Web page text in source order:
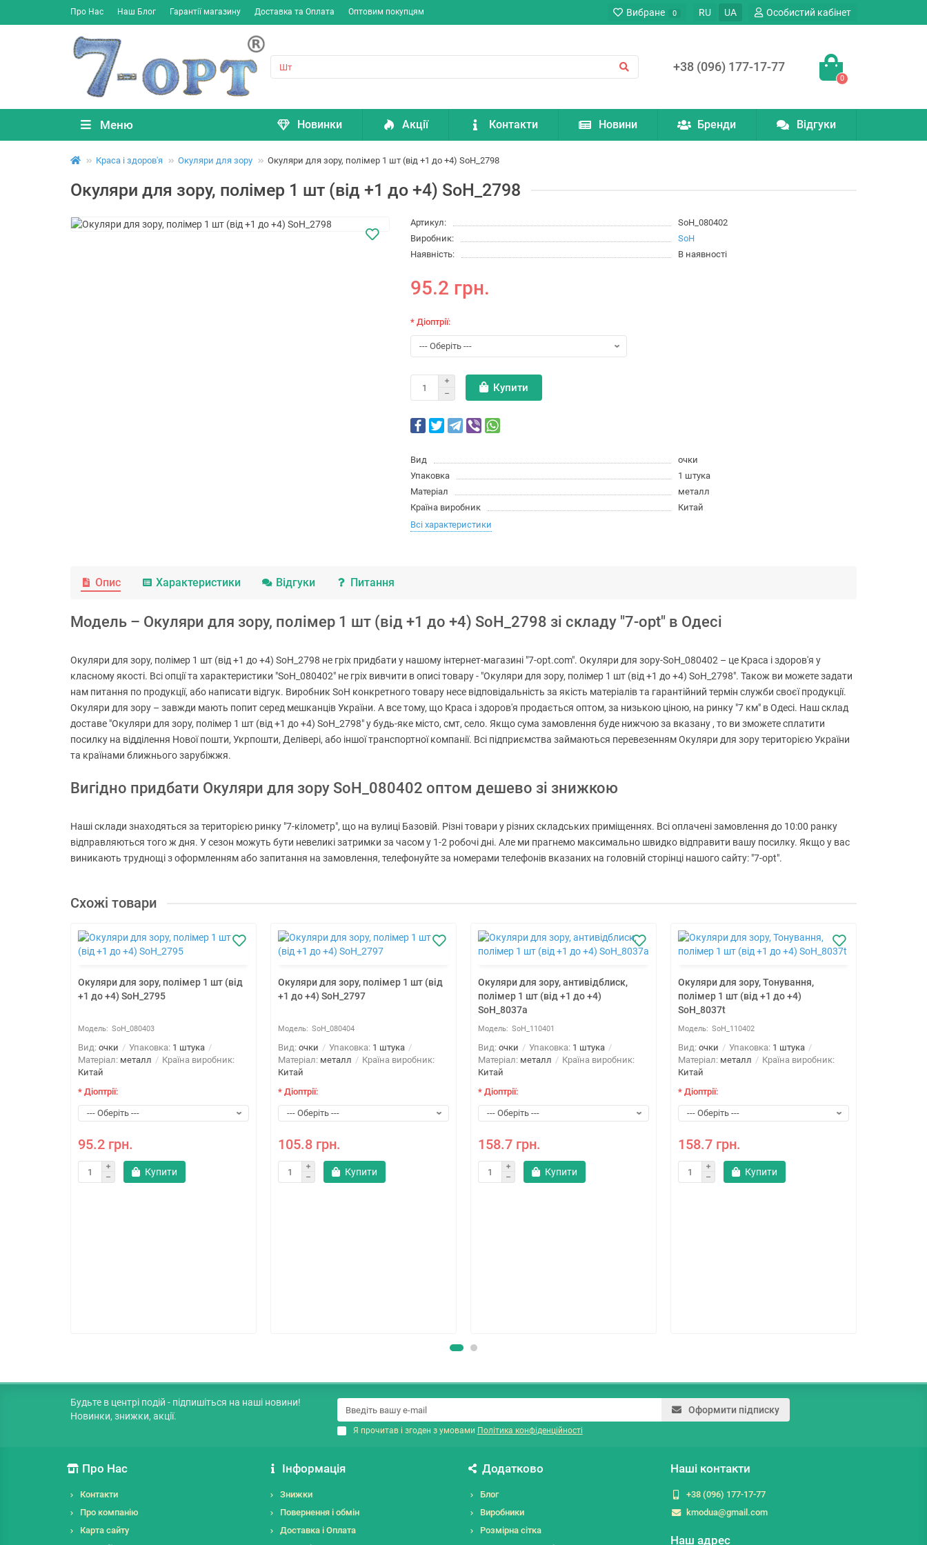
Про Нас Наш Блог Гарантії магазину Доставка та Оплата Оптовим покупцям Вибране 0 RU UA Особистий кабінет
+38 (096) 177-17-77
0
Меню Новинки Акції Контакти Новини Бренди Відгуки
Краса і здоров'я Окуляри для зору Окуляри для зору, полімер 1 шт (від +1 до +4) SoH_2798
Окуляри для зору, полімер 1 шт (від +1 до +4) SoH_2798
Артикул:
SoH_080402
Виробник:
SoH
Наявність:
В наявності
95.2 грн.
* Діоптрії:
Купити
Вид
очки
Упаковка
1 штука
Матеріал
металл
Країна виробник
Китай
Всі характеристики
Опис Характеристики Відгуки Питання
Модель – Окуляри для зору, полімер 1 шт (від +1 до +4) SoH_2798 зі складу "7-opt" в Одесі
Окуляри для зору, полімер 1 шт (від +1 до +4) SoH_2798 не гріх придбати у нашому інтернет-магазині "7-opt.com". Окуляри для зору-SoH_080402 – це Краса і здоров'я у
класному якості. Всі опції та характеристики "SoH_080402" не гріх вивчити в описі товару - "Окуляри для зору, полімер 1 шт (від +1 до +4) SoH_2798". Також ви можете задати
нам питання по продукції, або написати відгук. Виробник SoH конкретного товару несе відповідальність за якість матеріалів та гарантійний термін служби своєї продукції.
Окуляри для зору – завжди мають попит серед мешканців України. А все тому, що Краса і здоров'я продається оптом, за низькою ціною, на ринку "7 км" в Одесі. Наш склад
доставе "Окуляри для зору, полімер 1 шт (від +1 до +4) SoH_2798" у будь-яке місто, смт, село. Якщо сума замовлення буде нижчою за вказану , то ви зможете сплатити
посилку на відділення Нової пошти, Укрпошти, Делівері, або іншої транспортної компанії. Всі підприємства займаються перевезенням Окуляри для зору територією України
та країнами ближнього зарубіжжя.
Вигідно придбати Окуляри для зору SoH_080402 оптом дешево зі знижкою
Наші склади знаходяться за територією ринку "7-кілометр", що на вулиці Базовій. Різні товари у різних складських приміщеннях. Всі оплачені замовлення до 10:00 ранку
відправляються того ж дня. У сезон можуть бути невеликі затримки за часом у 1-2 робочі дні. Але ми прагнемо максимально швидко відправити вашу посилку. Якщо у вас
виникають труднощі з оформленням або запитання на замовлення, телефонуйте за номерами телефонів вказаних на головній сторінці нашого сайту: "7-opt".
Схожі товари
Окуляри для зору, полімер 1 шт (від
+1 до +4) SoH_2795
SoH_080403
Вид: очки Упаковка: 1 штука
Матеріал: металл
Країна виробник:
Китай
* Діоптрії:
95.2 грн.
Купити
Окуляри для зору, полімер 1 шт (від
+1 до +4) SoH_2797
SoH_080404
Вид: очки Упаковка: 1 штука
Матеріал: металл
Країна виробник:
Китай
* Діоптрії:
105.8 грн.
Купити
Окуляри для зору, антивідблиск,
полімер 1 шт (від +1 до +4)
SoH_8037a
SoH_110401
Вид: очки Упаковка: 1 штука
Матеріал: металл
Країна виробник:
Китай
* Діоптрії:
158.7 грн.
Купити
Окуляри для зору, Тонування,
полімер 1 шт (від +1 до +4)
SoH_8037t
SoH_110402
Вид: очки Упаковка: 1 штука
Матеріал: металл
Країна виробник:
Китай
* Діоптрії:
158.7 грн.
Купити
Будьте в центрі подій - підпишіться на наші новини!
Новинки, знижки, акції.
Оформити підписку
Я прочитав і згоден з умовами Політика конфіденційності
Про Нас
Контакти
Про компанію
Карта сайту
Інформація
Знижки
Повернення і обмін
Доставка і Оплата
Додатково
Блог
Виробники
Розмірна сітка
Наші контакти
+38 (096) 177-17-77
kmodua@gmail.com
Наш адрес